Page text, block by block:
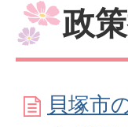
政
貝塚市